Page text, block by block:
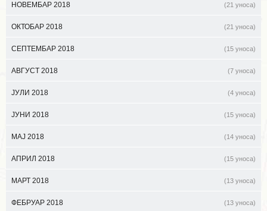
НОВЕМБАР 2018 (21 уноса)
ОКТОБАР 2018 (21 уноса)
СЕПТЕМБАР 2018 (15 уноса)
АВГУСТ 2018 (7 уноса)
ЈУЛИ 2018 (4 уноса)
ЈУНИ 2018 (15 уноса)
МАЈ 2018 (14 уноса)
АПРИЛ 2018 (15 уноса)
МАРТ 2018 (13 уноса)
ФЕБРУАР 2018 (13 уноса)